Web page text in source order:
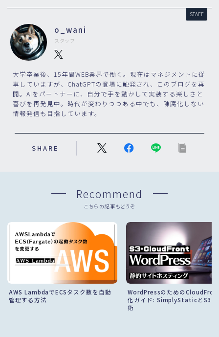
STAFF
o_wani
スタッフ
大学卒業後、15年間WEB業界で働く。現在はマネジメントに従
事していますが、ChatGPTの登場に触発され、このブログを再
開。AIをパートナーに、自分で手を動かして実装する楽しさと
喜びを再発見中。時代が変わりつつある中でも、陳腐化しない
情報発信も目指しています。
SHARE
Recommend
こちらの記事もどうぞ
AWS LambdaでECSタスク数を自動
管理する方法
WordPressのための
化ガイド: SimplyStaticとS3の
術